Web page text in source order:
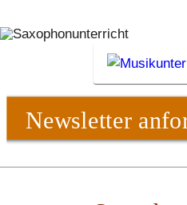
Newsletter